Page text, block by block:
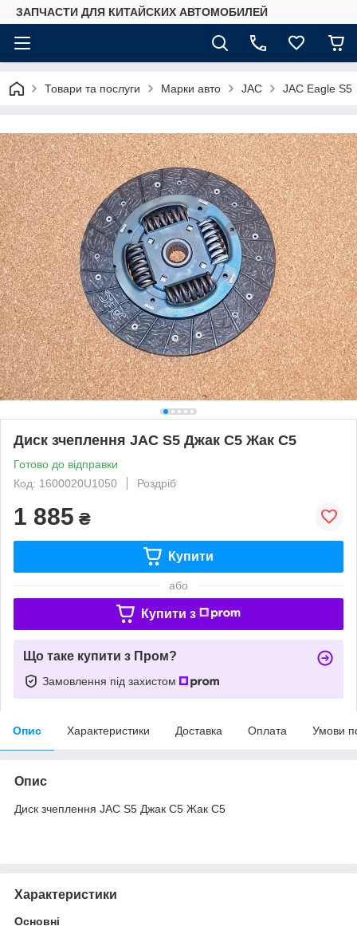
ЗАПЧАСТИ ДЛЯ КИТАЙСКИХ АВТОМОБИЛЕЙ
Товари та послуги Марки авто JAC JAC Eagle S5
Диск зчеплення JAC S5 Джак С5 Жак С5
Готово до відправки
Код: 1600020U1050
Роздріб
1 885 ₴
Купити
або
Купити з
Що таке купити з Пром?
Замовлення під захистом
Опис Характеристики Доставка Оплата Умови
Опис
Диск зчеплення JAC S5 Джак С5 Жак С5
Характеристики
Основні